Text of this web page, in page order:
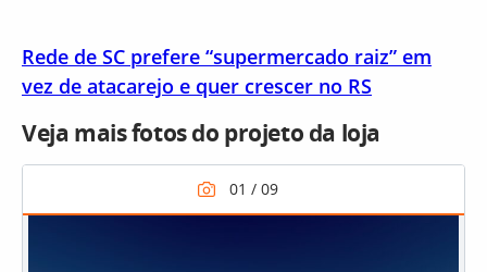
Rede de SC prefere “supermercado raiz” em
vez de atacarejo e quer crescer no RS
Veja mais fotos do projeto da loja